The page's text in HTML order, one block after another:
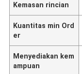
Kemasan rincian
Kuantitas min Ord
er
Menyediakan kem
ampuan